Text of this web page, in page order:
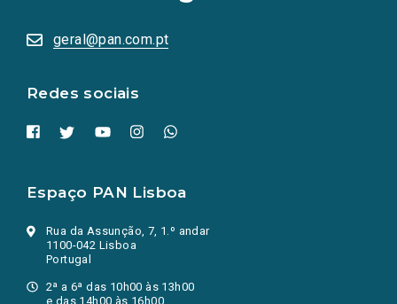
geral@pan.com.pt
Redes sociais
numa
nova
Espaço PAN Lisboa
Rua da Assunção, 7, 1.º andar
1100-042 Lisboa
Portugal
2ª a 6ª das 10h00 às 13h00
e das 14h00 às 16h00